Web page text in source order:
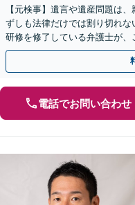
【元検事】遺言や遺産問題は
ずしも法律だけでは割り切れ
研修を修了している弁護士が
など他士業とも密接に連携し
電話でお問い合わせ